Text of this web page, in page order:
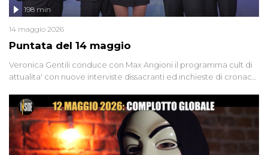
Puntata del 14 maggio
198 min
14 maggio 2026
Veronica Gentili conduce con Max Angioni il programma cult di
attualita' con nuove interviste dissacranti ed inchieste di cronaca